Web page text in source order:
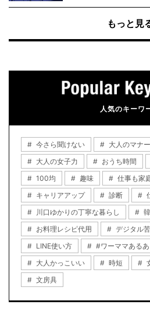
もっと見
人気のキーワ
今さら聞けない 大人のマナー
大人の女子力
おうち時間
100均
趣味 仕事も家
キャリアアップ
診断
川口ゆかりの丁寧な暮らし
お料理レシピ代用
デジタル
LINE使い方
#ワーママある
大人かっこいい
時短
文房具